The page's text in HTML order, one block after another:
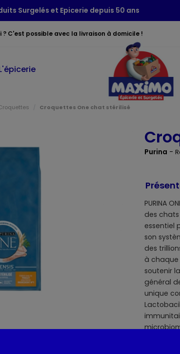
Surgelés et Epicerie depuis 50 ans
C'est possible avec la livraison à domicile !
Croquettes One chat stérilisé
Purina -
PURINA
des
essentiel
son
des
à
soutenir
général
unique